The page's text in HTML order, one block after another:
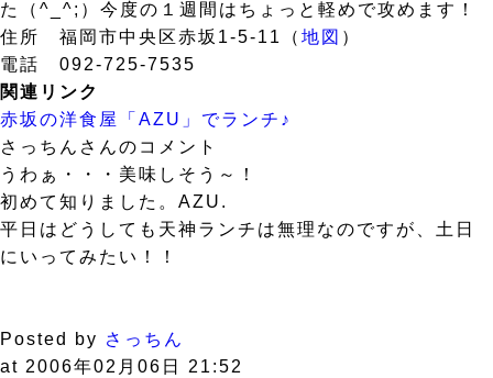
た（^_^;）今度の１週間はちょっと軽めで攻めます！
住所 福岡市中央区赤坂1-5-11（ 地図 ）
電話 092-725-7535
関連リンク
赤坂の洋食屋「AZU」でランチ♪
さっちんさんのコメント
うわぁ・・・美味しそう～！
初めて知りました。AZU.
平日はどうしても天神ランチは無理なのですが、土日
にいってみたい！！
Posted by さっちん
at 2006年02月06日 21:52